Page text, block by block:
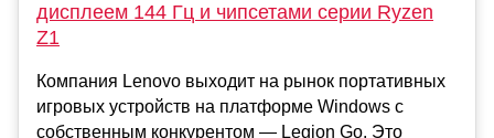
дисплеем 144 Гц и чипсетами серии Ryzen
Z1
Компания Lenovo выходит на рынок портативных
игровых устройств на платформе Windows с
собственным конкурентом — Legion Go. Это